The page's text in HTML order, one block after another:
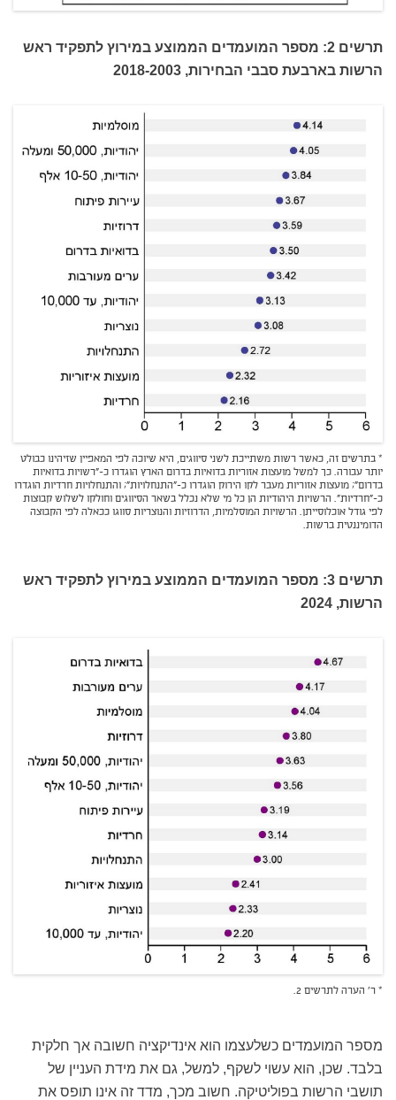
תרשים 2: מספר המועמדים הממוצע במירוץ לתפקיד ראש
הרשות בארבעת סבבי הבחירות, 2018-2003
* בתרשים זה, כאשר רשות משתייכת לשני סיווגים, היא שיוכה לפי המאפיין שזיהינו כבולט
יותר עבורה. כך למשל מועצות אזוריות בדואיות בדרום הארץ הוגדרו כ-"רשויות בדואיות
בדרום"; מועצות אזוריות מעבר לקו הירוק הוגדרו כ-"התנחלויות"; והתנחלויות חרדיות הוגדרו
כ-"חרדיות". הרשויות היהודיות הן כל מי שלא נכלל בשאר הסיווגים וחולקו לשלוש קבוצות
לפי גודל אוכלוסייתן. הרשויות המוסלמיות, הדרוזיות והנוצריות סווגו ככאלה לפי הקבוצה
הדומיננטית ברשות.
תרשים 3: מספר המועמדים הממוצע במירוץ לתפקיד ראש
הרשות, 2024
* ר' הערה לתרשים 2.
מספר המועמדים כשלעצמו הוא אינדיקציה חשובה אך חלקית
בלבד. שכן, הוא עשוי לשקף, למשל, גם את מידת העניין של
תושבי הרשות בפוליטיקה. חשוב מכך, מדד זה אינו תופס את